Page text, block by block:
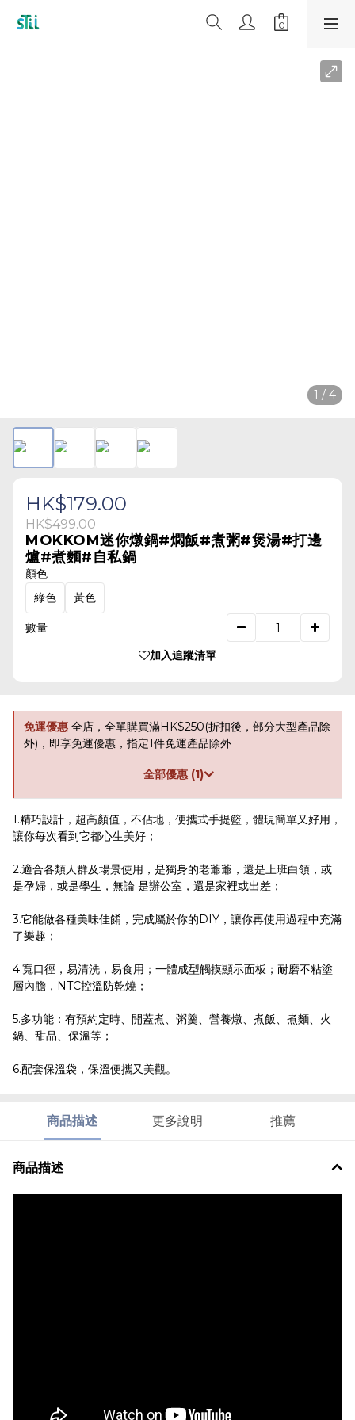
1 / 4
HK$179.00
HK$499.00
MOKKOM迷你燉鍋#燜飯#煮粥#煲湯#打邊
爐#煮麵#自私鍋
顏色
綠色
黃色
數量
加入追蹤清單
免運優惠 全店，全單購買滿HK$250(折扣後，部分大型產品除
外)，即享免運優惠，指定1件免運產品除外
全部優惠 (1)
1.精巧設計，超高顏值，不佔地，便攜式手提籃，體現簡單又好用，
讓你每次看到它都心生美好；
2.適合各類人群及場景使用，是獨身的老爺爺，還是上班白領，或
是孕婦，或是學生，無論 是辦公室，還是家裡或出差；
3.它能做各種美味佳餚，完成屬於你的DIY，讓你再使用過程中充滿
了樂趣；
4.寬口徑，易清洗，易食用；一體成型觸摸顯示面板；耐磨不粘塗
層內膽，NTC控溫防乾燒；
5.多功能：有預約定時、開蓋煮、粥羹、營養燉、煮飯、煮麵、火
鍋、甜品、保溫等；
6.配套保溫袋，保溫便攜又美觀。
商品描述 更多說明 推薦
商品描述